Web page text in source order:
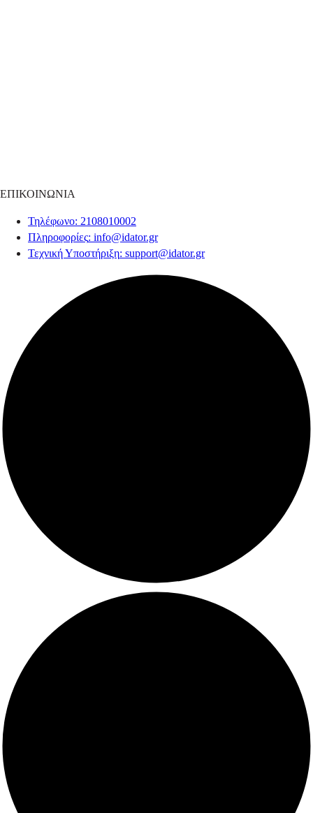
ΕΠΙΚΟΙΝΩΝΙΑ
Τηλέφωνο: 2108010002
Πληροφορίες: info@idator.gr
Τεχνική Υποστήριξη: support@idator.gr